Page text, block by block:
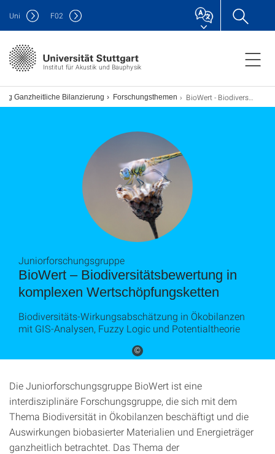
Institut für Akustik und Bauphysik
Uni F02
Ganzheitliche Bilanzierung Forschungsthemen BioWert - Biodiversitätsbewertung in komplexen Wertschöpfungsketten
©
BioWert – Biodiversitätsbewertung in
komplexen Wertschöpfungsketten
Juniorforschungsgruppe
Biodiversitäts-Wirkungsabschätzung in Ökobilanzen
mit GIS-Analysen, Fuzzy Logic und Potentialtheorie
Die Juniorforschungsgruppe BioWert ist eine
interdisziplinäre Forschungsgruppe, die sich mit dem
Thema Biodiversität in Ökobilanzen beschäftigt und die
Auswirkungen biobasierter Materialien und Energieträger
ganzheitlich betrachtet. Das Thema der